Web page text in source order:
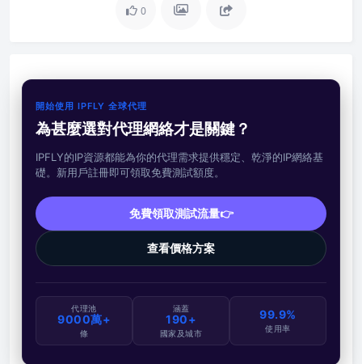
0
開始使用 IPFLY 全球代理
為甚麼選對代理網絡才是關鍵？
IPFLY的IP資源都能為你的代理需求提供穩定、乾淨的IP網絡基
礎。新用戶註冊即可領取免費測試額度。
免費領取測試流量👉
查看價格方案
代理池
9000萬+
條
涵蓋
190+
國家及城市
99.9%
使用率